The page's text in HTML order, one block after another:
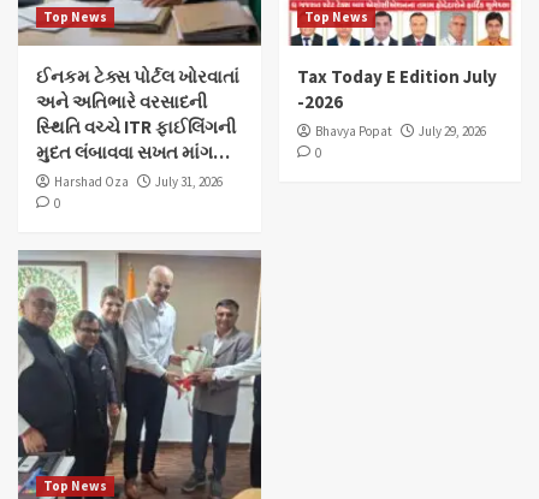
Top News
ઈનકમ ટેક્સ પોર્ટલ ખોરવાતાં
અને અતિભારે વરસાદની
સ્થિતિ વચ્ચે ITR ફાઈલિંગની
મુદત લંબાવવા સખત માંગ…
Harshad Oza
July 31, 2026
0
Top News
Tax Today E Edition July
-2026
Bhavya Popat
July 29, 2026
0
Top News